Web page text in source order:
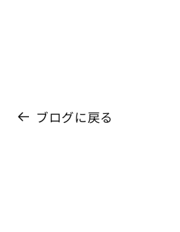
ブログに戻る